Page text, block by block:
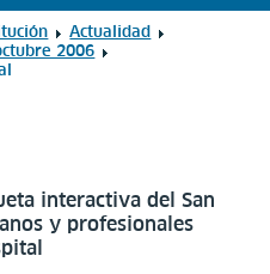
Actualidad
2006
interactiva del San
y profesionales